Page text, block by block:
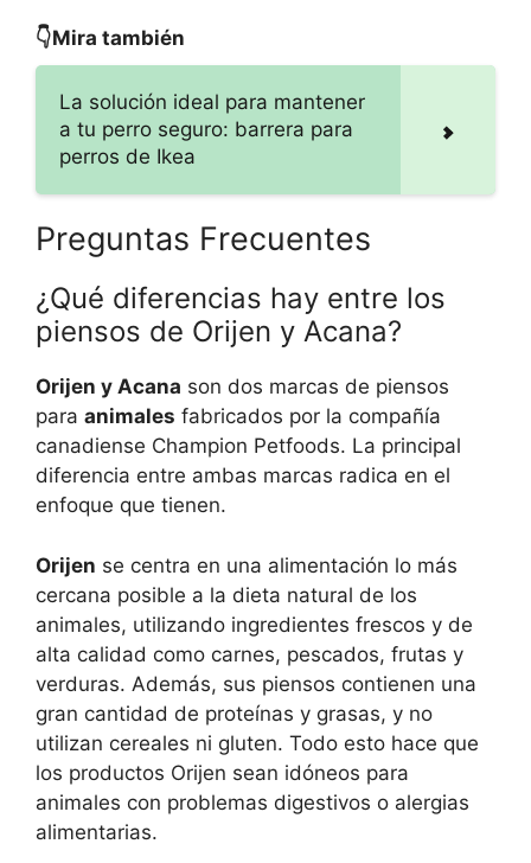
👇Mira también
La solución ideal para mantener
a tu perro seguro: barrera para
perros de Ikea
Preguntas Frecuentes
¿Qué diferencias hay entre los
piensos de Orijen y Acana?
Orijen y Acana son dos marcas de piensos
para animales fabricados por la compañía
canadiense Champion Petfoods. La principal
diferencia entre ambas marcas radica en el
enfoque que tienen.
Orijen se centra en una alimentación lo más
cercana posible a la dieta natural de los
animales, utilizando ingredientes frescos y de
alta calidad como carnes, pescados, frutas y
verduras. Además, sus piensos contienen una
gran cantidad de proteínas y grasas, y no
utilizan cereales ni gluten. Todo esto hace que
los productos Orijen sean idóneos para
animales con problemas digestivos o alergias
alimentarias.